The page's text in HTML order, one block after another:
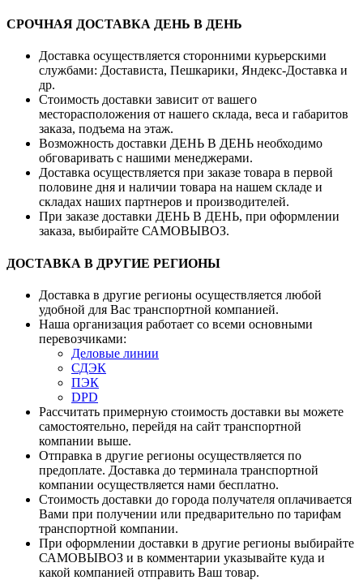
СРОЧНАЯ ДОСТАВКА ДЕНЬ В ДЕНЬ
Доставка осуществляется сторонними курьерскими
службами: Достависта, Пешкарики, Яндекс-Доставка и
др.
Стоимость доставки зависит от вашего
месторасположения от нашего склада, веса и габаритов
заказа, подъема на этаж.
Возможность доставки ДЕНЬ В ДЕНЬ необходимо
обговаривать с нашими менеджерами.
Доставка осуществляется при заказе товара в первой
половине дня и наличии товара на нашем складе и
складах наших партнеров и производителей.
При заказе доставки ДЕНЬ В ДЕНЬ, при оформлении
заказа, выбирайте САМОВЫВОЗ.
ДОСТАВКА В ДРУГИЕ РЕГИОНЫ
Доставка в другие регионы осуществляется любой
удобной для Вас транспортной компанией.
Наша организация работает со всеми основными
перевозчиками:
Деловые линии
СДЭК
ПЭК
DPD
Рассчитать примерную стоимость доставки вы можете
самостоятельно, перейдя на сайт транспортной
компании выше.
Отправка в другие регионы осуществляется по
предоплате. Доставка до терминала транспортной
компании осуществляется нами бесплатно.
Стоимость доставки до города получателя оплачивается
Вами при получении или предварительно по тарифам
транспортной компании.
При оформлении доставки в другие регионы выбирайте
САМОВЫВОЗ и в комментарии указывайте куда и
какой компанией отправить Ваш товар.